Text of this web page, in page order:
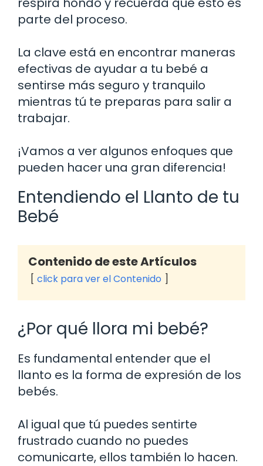
parte del proceso.
La clave está en encontrar maneras
efectivas de ayudar a tu bebé a
sentirse más seguro y tranquilo
mientras tú te preparas para salir a
trabajar.
¡Vamos a ver algunos enfoques que
pueden hacer una gran diferencia!
Entendiendo el Llanto de tu
Bebé
Contenido de este Artículos
click para ver el Contenido
¿Por qué llora mi bebé?
Es fundamental entender que el
llanto es la forma de expresión de los
bebés.
Al igual que tú puedes sentirte
frustrado cuando no puedes
comunicarte, ellos también lo hacen.